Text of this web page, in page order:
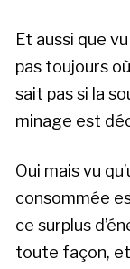
Et aussi que
pas toujours
sait pas si la
minage est
Oui mais vu
consommée
ce surplus
toute façon, et